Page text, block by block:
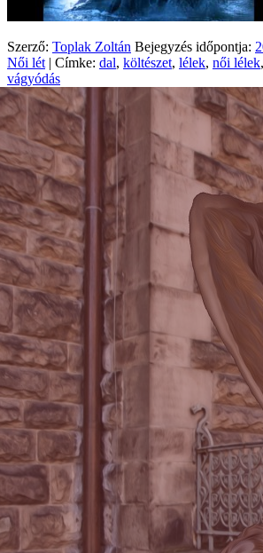
Szerző: Toplak Zoltán Bejegyzés időpontja:
Női lét | Címke: dal, költészet, lélek, női lélek,
vágyódás